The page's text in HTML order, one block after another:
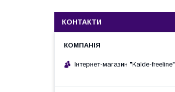
КОНТАКТИ
Інтернет-магазин "Kalde-freeline"